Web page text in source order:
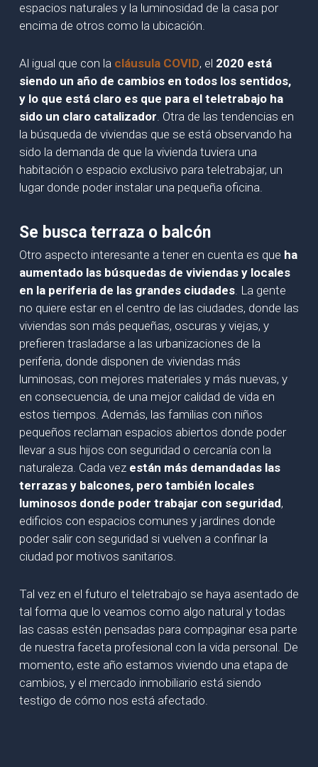
espacios naturales y la luminosidad de la casa por
encima de otros como la ubicación.
Al igual que con la cláusula COVID, el 2020 está
siendo un año de cambios en todos los sentidos,
y lo que está claro es que para el teletrabajo ha
sido un claro catalizador. Otra de las tendencias en
la búsqueda de viviendas que se está observando ha
sido la demanda de que la vivienda tuviera una
habitación o espacio exclusivo para teletrabajar, un
lugar donde poder instalar una pequeña oficina.
Se busca terraza o balcón
Otro aspecto interesante a tener en cuenta es que ha
aumentado las búsquedas de viviendas y locales
en la periferia de las grandes ciudades. La gente
no quiere estar en el centro de las ciudades, donde las
viviendas son más pequeñas, oscuras y viejas, y
prefieren trasladarse a las urbanizaciones de la
periferia, donde disponen de viviendas más
luminosas, con mejores materiales y más nuevas, y
en consecuencia, de una mejor calidad de vida en
estos tiempos. Además, las familias con niños
pequeños reclaman espacios abiertos donde poder
llevar a sus hijos con seguridad o cercanía con la
naturaleza. Cada vez están más demandadas las
terrazas y balcones, pero también locales
luminosos donde poder trabajar con seguridad,
edificios con espacios comunes y jardines donde
poder salir con seguridad si vuelven a confinar la
ciudad por motivos sanitarios.
Tal vez en el futuro el teletrabajo se haya asentado de
tal forma que lo veamos como algo natural y todas
las casas estén pensadas para compaginar esa parte
de nuestra faceta profesional con la vida personal. De
momento, este año estamos viviendo una etapa de
cambios, y el mercado inmobiliario está siendo
testigo de cómo nos está afectado.